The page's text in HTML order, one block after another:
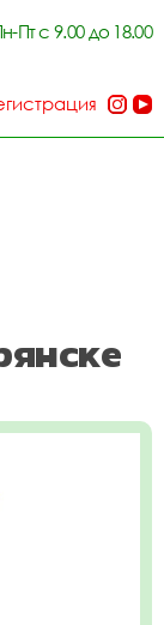
Пт с 9.00 до 18.00